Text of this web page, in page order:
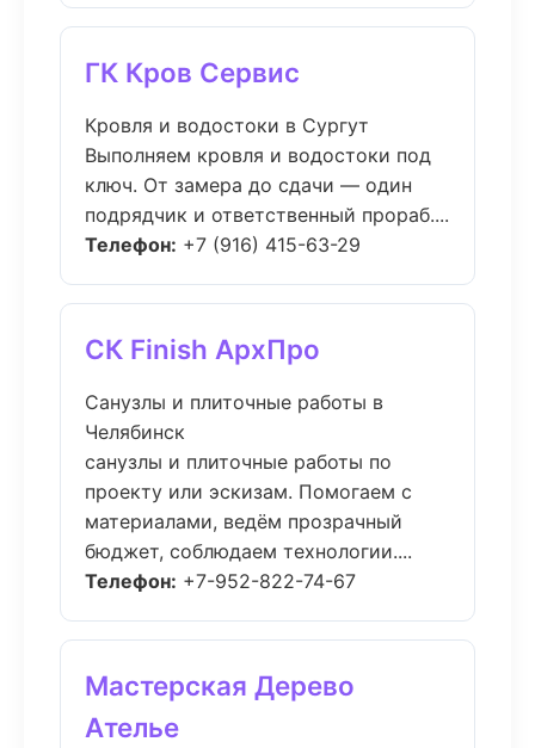
ГК Кров Сервис
Кровля и водостоки в Сургут
Выполняем кровля и водостоки под
ключ. От замера до сдачи — один
подрядчик и ответственный прораб....
Телефон: +7 (916) 415-63-29
СК Finish АрхПро
Санузлы и плиточные работы в
Челябинск
санузлы и плиточные работы по
проекту или эскизам. Помогаем с
материалами, ведём прозрачный
бюджет, соблюдаем технологии....
Телефон: +7-952-822-74-67
Мастерская Дерево
Ателье